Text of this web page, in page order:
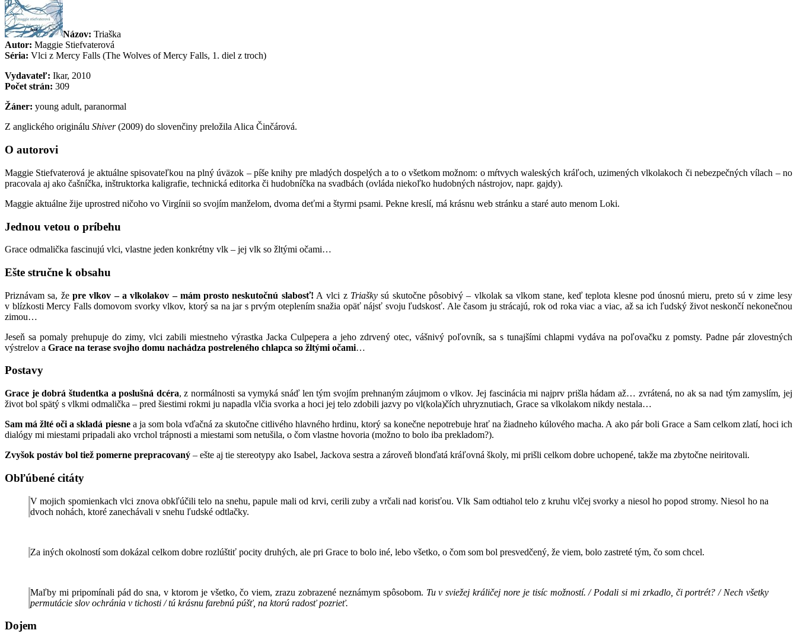
Názov: Triaška
Autor: Maggie Stiefvaterová
Séria: Vlci z Mercy Falls (The Wolves of Mercy Falls, 1. diel z troch)
Vydavateľ: Ikar, 2010
Počet strán: 309
Žáner: young adult, paranormal
Z anglického originálu Shiver(2009) do slovenčiny preložila Alica Činčárová.
O autorovi
Maggie Stiefvaterová je aktuálne spisovateľkou na plný úväzok – píše knihy pre mladých dospelých a to o všetkom možnom: o mŕtvych waleských kráľoch, uzimených vlkolakoch či nebezpečných vílach – no
pracovala aj ako čašníčka, inštruktorka kaligrafie, technická editorka či hudobníčka na svadbách (ovláda niekoľko hudobných nástrojov, napr. gajdy).
Maggie aktuálne žije uprostred ničoho vo Virgínii so svojím manželom, dvoma deťmi a štyrmi psami. Pekne kreslí, má krásnu web stránku a staré auto menom Loki.
Jednou vetou o príbehu
Grace odmalička fascinujú vlci, vlastne jeden konkrétny vlk – jej vlk so žltými očami…
Ešte stručne k obsahu
Priznávam sa, že pre vlkov – a vlkolakov – mám prosto neskutočnú slabosť! A vlci z Triašky sú skutočne pôsobivý – vlkolak sa vlkom stane, keď teplota klesne pod únosnú mieru, preto sú v zime lesy
v blízkosti Mercy Falls domovom svorky vlkov, ktorý sa na jar s prvým oteplením snažia opäť nájsť svoju ľudskosť. Ale časom ju strácajú, rok od roka viac a viac, až sa ich ľudský život neskončí nekonečnou
zimou…
Jeseň sa pomaly prehupuje do zimy, vlci zabili miestneho výrastka Jacka Culpepera a jeho zdrvený otec, vášnivý poľovník, sa s tunajšími chlapmi vydáva na poľovačku z pomsty. Padne pár zlovestných
výstrelov a Grace na terase svojho domu nachádza postreleného chlapca so žltými očami…
Postavy
Grace je dobrá študentka a poslušná dcéra, z normálnosti sa vymyká snáď len tým svojím prehnaným záujmom o vlkov. Jej fascinácia mi najprv prišla hádam až… zvrátená, no ak sa nad tým zamyslím, jej
život bol spätý s vlkmi odmalička – pred šiestimi rokmi ju napadla vlčia svorka a hoci jej telo zdobili jazvy po vl(kola)čích uhryznutiach, Grace sa vlkolakom nikdy nestala…
Sam má žlté oči a skladá piesnea ja som bola vďačná za skutočne citlivého hlavného hrdinu, ktorý sa konečne nepotrebuje hrať na žiadneho kúlového macha. A ako pár boli Grace a Sam celkom zlatí, hoci ich
dialógy mi miestami pripadali ako vrchol trápnosti a miestami som netušila, o čom vlastne hovoria (možno to bolo iba prekladom?).
Zvyšok postáv bol tiež pomerne prepracovaný – ešte aj tie stereotypy ako Isabel, Jackova sestra a zároveň blonďatá kráľovná školy, mi prišli celkom dobre uchopené, takže ma zbytočne neiritovali.
Obľúbené citáty
V mojich spomienkach vlci znova obkľúčili telo na snehu, papule mali od krvi, cerili zuby a vrčali nad korisťou. Vlk Sam odtiahol telo z kruhu vlčej svorky a niesol ho popod stromy. Niesol ho na
dvoch nohách, ktoré zanechávali v snehu ľudské odtlačky.
Za iných okolností som dokázal celkom dobre rozlúštiť pocity druhých, ale pri Grace to bolo iné, lebo všetko, o čom som bol presvedčený, že viem, bolo zastreté tým, čo som chcel.
Maľby mi pripomínali pád do sna, v ktorom je všetko, čo viem, zrazu zobrazené neznámym spôsobom. Tu v sviežej králičej nore je tisíc možností. / Podali si mi zrkadlo, či portrét? / Nech všetky
permutácie slov ochránia v tichosti / tú krásnu farebnú púšť, na ktorú radosť pozrieť.
Dojem